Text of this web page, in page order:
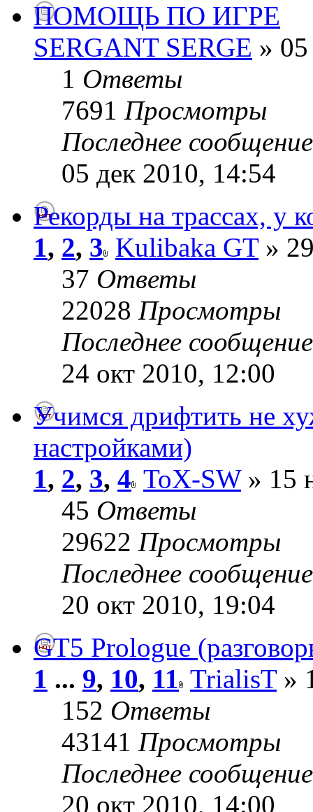
ПОМОЩЬ ПО ИГРЕ
SERGANT SERGE »
1 Ответы
7691 Просмотры
Последнее
05 дек 2010, 14:54
Рекорды на трассах, у
1, 2, 3 Kulibaka GT»
37 Ответы
22028 Просмотры
Последнее
24 окт 2010, 12:00
Учимся дрифтить не
настройками)
1, 2, 3, 4 ToX-SW» 15
45 Ответы
29622 Просмотры
Последнее
20 окт 2010, 19:04
GT5 Prologue
1 ... 9, 10, 11 TrialisT»
152 Ответы
43141 Просмотры
Последнее
20 окт 2010, 14:00